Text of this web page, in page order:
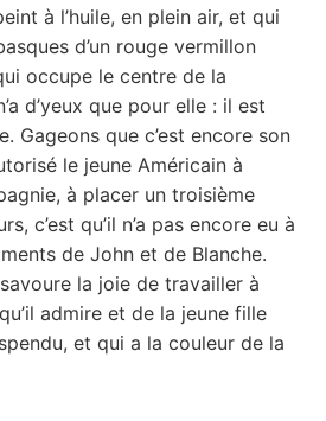
à l’huile, en plein air, et qui
d’un rouge vermillon
occupe le centre de la
d’yeux que pour elle : il est
Gageons que c’est encore son
le jeune Américain à
à placer un troisième
c’est qu’il n’a pas encore eu à
de John et de Blanche.
la joie de travailler à
admire et de la jeune fille
et qui a la couleur de la